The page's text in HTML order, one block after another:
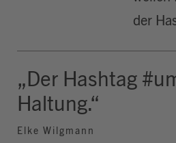
der
„Der Hashtag
Haltung.“
Elke Wilgmann